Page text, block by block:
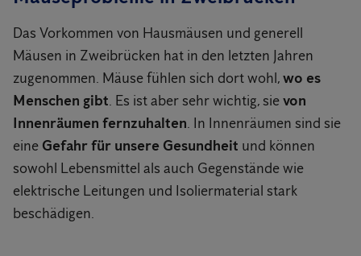
Das Vorkommen von Hausmäusen und generell
Mäusen in Zweibrücken hat in den letzten Jahren
zugenommen. Mäuse fühlen sich dort wohl,wo es
Menschen gibt. Es ist aber sehr wichtig, sievon
Innenräumen fernzuhalten. In Innenräumen sind sie
eine Gefahr für unsere Gesundheit und können
sowohl Lebensmittel als auch Gegenstände wie
elektrische Leitungen und Isoliermaterial stark
beschädigen.